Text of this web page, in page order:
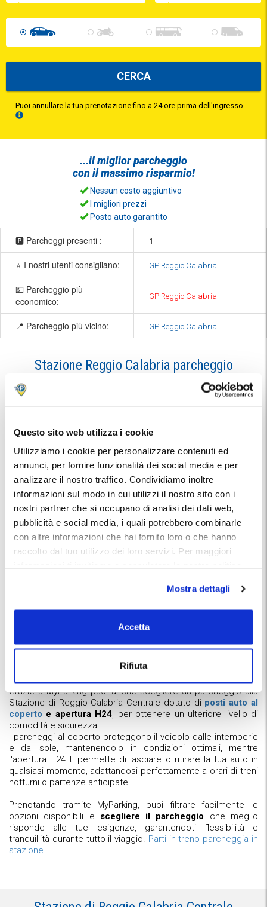
Questo sito web utilizza i cookie
Utilizziamo i cookie per personalizzare contenuti ed
annunci, per fornire funzionalità dei social media e per
analizzare il nostro traffico. Condividiamo inoltre
informazioni sul modo in cui utilizzi il nostro sito con i
nostri partner che si occupano di analisi dei dati web,
pubblicità e social media, i quali potrebbero combinarle
con altre informazioni che hai fornito loro o che hanno
raccolto dal tuo utilizzo dei loro servizi. Per maggiori
Mostra dettagli
Accetta
Rifiuta
CERCA
Puoi annullare la tua prenotazione fino a 24 ore prima dell'ingresso
...ilmiglior parcheggio
con ilmassimo risparmio!
Nessun costo aggiuntivo
I migliori prezzi
Posto auto garantito
🅿️ Parcheggi presenti : 1
⭐ I nostri utenti consigliano: GP Reggio Calabria
💵 Parcheggio più
economico:
GP Reggio Calabria
📍 Parcheggio più vicino: GP Reggio Calabria
Stazione Reggio Calabria parcheggio
anticipatamente con MyParking ti permette di riservare un
posto sicuro e comodo vicino alla stazione, evitando la
frustrazione di cercare parcheggio all'ultimo momento.
Con MyParking puoi
confrontare le opzioni disponibili
calcolare le tariffe e assicurarti un parcheggio custodito a
Reggio Calabria per viaggiare senza stress.
Scegliere un parcheggio con servizio Car Valet alla
Stazione di Reggio Calabria Centrale
è una soluzione
estremamente comoda per chi desidera partire senza
pensieri. Con il servizioCar Valet, puoi arrivare direttamente
alla stazione, dove un operatore prenderà in consegna la tua
evitandoti qualsiasi stress legato alla ricerca del parcheggio
o al trasporto dei bagagli. Prenotare un parcheggio con Car
Valet tramite MyParking ti garantisceun'esperienza di
Parcheggio a Reggio Calabria Centrale
Grazie a MyParking puoi anche scegliere un parcheggio alla
Stazione di Reggio Calabria Centrale dotato di posti auto al
coperto e apertura H24, per ottenere un ulteriore livello di
comodità e sicurezza.
I parcheggi al coperto proteggono il veicolo dalle intemperie
e dal sole, mantenendolo in condizioni ottimali, mentre
l'apertura H24 ti permette di lasciare o ritirare la tua auto in
qualsiasi momento, adattandosi perfettamente a orari di treni
notturni o partenze anticipate.
Prenotando tramite MyParking, puoi filtrare facilmente le
opzioni disponibili e scegliere il parcheggio che meglio
risponde alle tue esigenze, garantendoti flessibilità e
tranquillità durante tutto il viaggio. Parti in treno parcheggia in
stazione.